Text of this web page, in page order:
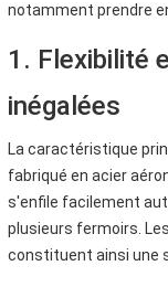
notamment prendre
1. Flexibilité
inégalées
La caractéristique
fabriqué en acier
s'enfile facilement
plusieurs fermoirs.
constituent ainsi une